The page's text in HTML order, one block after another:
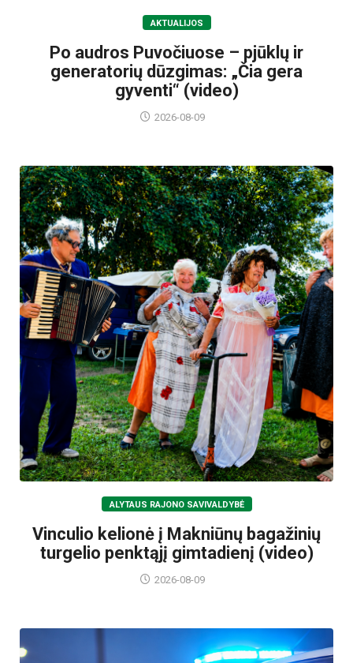
AKTUALIJOS
Po audros Puvočiuose – pjūklų ir
generatorių dūzgimas: „Čia gera
gyventi“ (video)
2026-08-09
ALYTAUS RAJONO SAVIVALDYBĖ
Vinculio kelionė į Makniūnų bagažinių
turgelio penktąjį gimtadienį (video)
2026-08-09